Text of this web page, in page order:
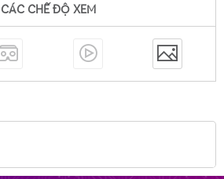
CÁC CHẾ ĐỘ XEM